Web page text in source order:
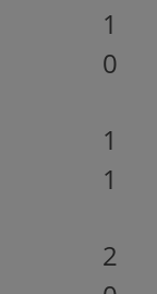
1
0
1
1
2